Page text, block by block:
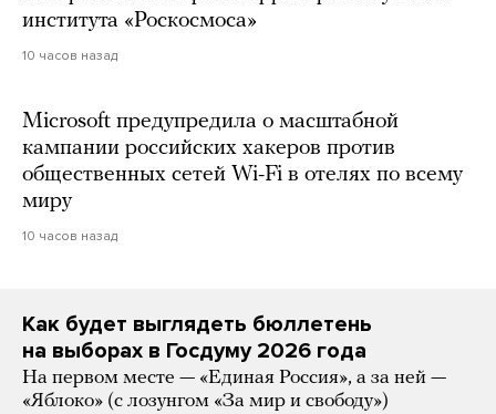
института «Роскосмоса»
10 часов назад
Microsoft предупредила о масштабной
кампании российских хакеров против
общественных сетей Wi-Fi в отелях по всему
миру
10 часов назад
Как будет выглядеть бюллетень
на выборах в Госдуму 2026 года
На первом месте — «Единая Россия», а за ней —
«Яблоко» (с лозунгом «За мир и свободу»)